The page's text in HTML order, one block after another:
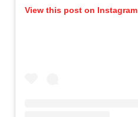
View this post on Instagram